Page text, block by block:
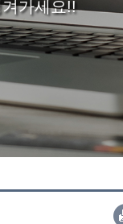
가세요!!